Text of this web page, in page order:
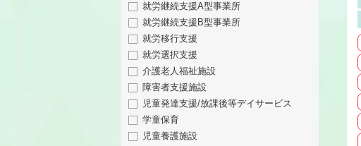
就労継続支援A型事業所
就労継続支援B型事業所
就労移行支援
就労選択支援
介護老人福祉施設
障害者支援施設
児童発達支援/放課後等デイサービス
学童保育
児童養護施設